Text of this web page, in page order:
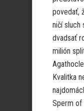
povedať,
ničí sluch
dvadsať
milión
Kvalitka
Sperm of